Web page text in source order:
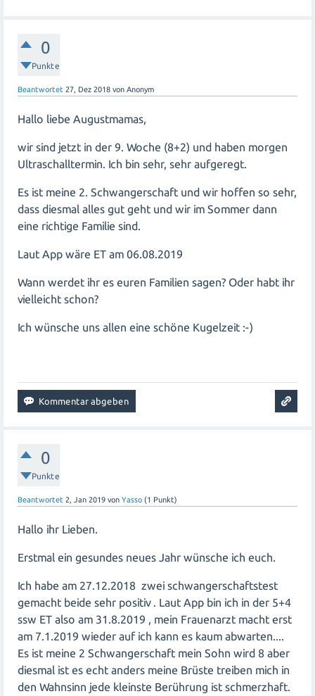
0
Punkte
Beantwortet 27, Dez 2018 von Anonym
Hallo liebe Augustmamas,
wir sind jetzt in der 9. Woche (8+2) und haben morgen
Ultraschalltermin. Ich bin sehr, sehr aufgeregt.
Es ist meine 2. Schwangerschaft und wir hoffen so sehr,
dass diesmal alles gut geht und wir im Sommer dann
eine richtige Familie sind.
Laut App wäre ET am 06.08.2019
Wann werdet ihr es euren Familien sagen? Oder habt ihr
vielleicht schon?
Ich wünsche uns allen eine schöne Kugelzeit :-)
0
Punkte
Beantwortet 2, Jan 2019 von Yasso (1 Punkt)
Hallo ihr Lieben.
Erstmal ein gesundes neues Jahr wünsche ich euch.
Ich habe am 27.12.2018 zwei schwangerschaftstest
gemacht beide sehr positiv . Laut App bin ich in der 5+4
ssw ET also am 31.8.2019 , mein Frauenarzt macht erst
am 7.1.2019 wieder auf ich kann es kaum abwarten....
Es ist meine 2 Schwangerschaft mein Sohn wird 8 aber
diesmal ist es echt anders meine Brüste treiben mich in
den Wahnsinn jede kleinste Berührung ist schmerzhaft.